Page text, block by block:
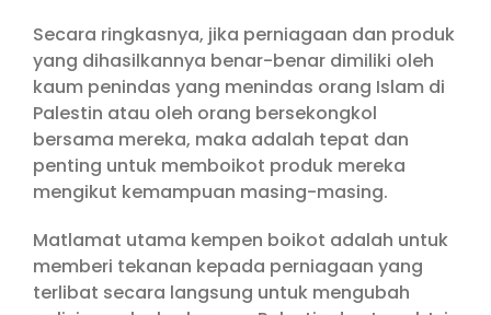
Secara ringkasnya, jika perniagaan dan produk
yang dihasilkannya benar-benar dimiliki oleh
kaum penindas yang menindas orang Islam di
Palestin atau oleh orang bersekongkol
bersama mereka, maka adalah tepat dan
penting untuk memboikot produk mereka
mengikut kemampuan masing-masing.
Matlamat utama kempen boikot adalah untuk
memberi tekanan kepada perniagaan yang
terlibat secara langsung untuk mengubah